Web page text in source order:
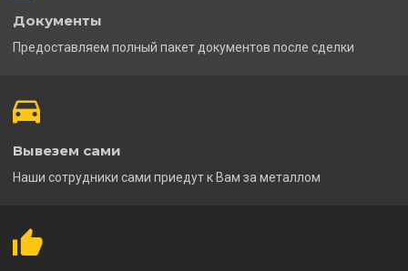
Документы
Предоставляем полный пакет документов после сделки
Вывезем сами
Наши сотрудники сами приедут к Вам за металлом